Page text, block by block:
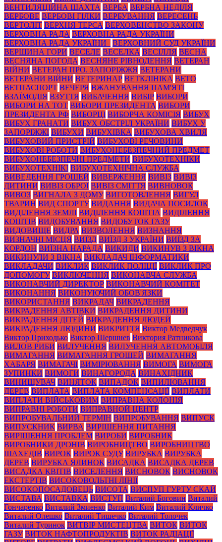
ВЕНТИЛЯЦІЙНА ШАХТА ВЕРБА ВЕРБНА НЕДІЛЯ
ВЕРБОВЕ ВЕРБОВІ ГІЛКИ ВЕРБУВАННЯ ВЕРЕСЕНЬ
ВЕРТОЛІТ ВЕРХНЯ ТЕРСА ВЕРХОВЕНСТВО ЗАКОНУ
ВЕРХОВНА РАДА ВЕРХОВНА РАДА УКРАЇНИ
ВЕРХОВНА РАДА УКРАЇНИ_
ВЕРХОВНИЙ СУД УКРАЇНИ
ВЕРШИНА ГОРИ ВЕСЕЛЕ ВЕСЕЛКА ВЕСІЛЛЯ ВЕСНА
ВЕСНЯНА ПОГОДА ВЕСНЯНЕ РІВНОДЕННЯ ВЕТЕРАН
ВІЙНИ ВЕТЕРАН ПРО. ЗАПОРІЖЖЯ ВЕТЕРАНИ
ВЕТЕРАНИ ВІЙНИ ВЕТЕРИНАР ВЕТКЛІНІКА ВЕТО
ВЕТПАСПОРТ ВЕЧЕРЯ ВЖАНУВАННЯ ПАМ'ЯТІ
ВЗАЇМОДІЯ ВЗУТТЯ ВИБАЧЕННЯ ВИБІР ВИБОРИ
ВИБОРИ НА ТОТ ВИБОРИ ПРЕЗИДЕНТА ВИБОРИ
ПРЕЗИДЕНТА РФ ВИБОРЦІ ВИБОРЧА КОМІСІЯ ВИБУХ
ВИБУХ ГРАНАТИ ВИБУХ ОБСТРІЛ УКРАЇНИ ВИБУХ У
ЗАПОРІЖЖІ ВИБУХИ ВИБУХІВКА ВИБУХОВА ХВИЛЯ
ВИБУХОВИЙ ПРИСТРІЙ ВИБУХОВІ РЕЧОВИНИ
ВИБУХОВІ РОБОТИ ВИБУХОНЕБЕЗПЕЧНИЙ ПРЕДМЕТ
ВИБУХОНЕБЕЗПЕЧНІ ПРЕДМЕТИ ВИБУХОТЕХНІКИ
ВИБУХОТЕХНІКІ ВИБУХОТЕХНІЧНА СЛУЖБА
ВИВЕДЕННЯ ГРОШЕЙ ВИВЕРЖЕННЯ ВИВІЗ ВИВІЗ
ДИТИНИ ВИВІЗ ОБРОЇ ВИВІЗ СМІТТЯ ВИВНОВОК
ВИВОЗ ВИГНАЛА З ДОМУ ВИГОТОВЛЕННЯ ВИГУЛ
ТВАРИН ВИД СПОРТУ ВИДАННЯ ВИДАЧА ПОСИЛОК
ВИДІЛЕННЯ ЗЕМЛІ ВИДІЛЕННЯ КОШТІА ВИДІЛЕННЯ
КОШТІВ ВИДОБУВАННЯ ВИДОБУТОК ГАЗУ
ВИДОВИЩЕ ВИДРА ВИЗВОЛЕННЯ ВИЗНАННЯ
ВИЗНАЧНІ МІСЦЯ ВИЇЗД ВИЇЗД З УКРАЇНИ ВИЇЗД ЗА
КОРДОН ВИЇЗНА НАРАДА ВИКИДИ ВИКИНУВ З ВІКНА
ВИКИНУЛИ З ВІКНА ВИКЛАДАЧ ІНФОРМАТИКИ
ВИКЛАДАЧИ ВИКЛИК ВИКЛИК ПОЛІЦІЇ ВИКЛИК ПРО
ДОПОМОГУ ВИКЛЮЧЕННЯ ВИКОНАВЧА СЛУЖБА
ВИКОНАВЧИЙ ДИРЕКТОР ВИКОНАВЧИЙ КОМІТЕТ
ВИКОНАННЯ ВИКОНУЮЧИЙ ОБОВ'ЯЗКИ
ВИКОРИСТАННЯ ВИКРАДАЧ ВИКРАДЕННЯ
ВИКРАДЕННЯ АВТІВКИ ВИКРАДЕННЯ ДИТИНИ
ВИКРАДЕННЯ ДІТЕЙ ВИКРАДЕННЯ ЛЮДЕЙ
ВИКРАДЕННЯ ЛЮДИНИ ВИКРИТТЯ Виктор Медведчук
Виктор Приходько Виктор Шершнев Виктория Ратникова
ВИЛОВ РИБИ ВИЛУЧЕННЯ ВИЛУЧЕННЯ АВТОМОБІЛЯ
ВИМАГАННЯ ВИМАГАННЯ ГРОШЕЙ ВИМАГАННЯ
ХАБАРЯ ВИМАГАЧІ ВИМІРЮВАННЯ ВИМОГА ВИМОГА
ЗУПИНКИ ВИМОГИ ВИНАГОРОДА ВИНАХІДНИК
ВИНИЩУВАЧ ВИНЯТОК ВИПАДОК ВИПИЛЮВАННЯ
ДЕРЕВ ВИПЛАТА ВИПЛАТА КОМПЕНСАЦІЇ ВИПЛАТИ
ВИПЛАТИ ВІЙСЬКОВИМ ВИПРАВНА КОЛОНІЯ
ВИПРАВНІ РОБОТИ ВИПРАВНОЙ ЦЕНТР
ВИПРОБУВАЛЬНИЙ ТЕРМІН ВИПРОБУВАННЯ ВИПУСК
ВИПУСКНИК ВИРВА ВИРІШЕННЯ ПИТАННЯ
ВИРІШЕННЯ ПРОБЛЕМ ВИРОБИ ВИРОБНИК
ВИРОБНИКИ ДРОНІВ ВИРОБНИЦТВО ВИРОБНИЦТВО
ШАХЕДІВ ВИРОК ВИРОК СУДУ ВИРУБКА ВИРУБКА
ДЕРЕВ ВИРУБКА ЯЛИНОК ВИСАДКА ВИСАДКА ДЕРЕВ
ВИСАДКА КВІТІВ ВИСЕЛЕННЯ ВИСНОВОК ВИСНОВОК
ЕКСТЕРТІВ ВИСОКОВОЛЬТНІ ЛІНІЇ
ВИСОКОПОСАДОВЕЦЬ ВИСОТА ВИСПУП ГУРТУ СКАЙ
ВИСТАВА ВИСТАВКА ВИСТУП Виталий Боговин Виталий
Гончаренко Виталий Змиенко Виталий Ким Виталий Кличко
Виталий Олешко Виталий Тишечко Виталий Толочек
Виталий Туринок ВИТВІР МИСТЕЦТВА ВИТОК ВИТОК
ГАЗУ ВИТОК НАФТОПРОДУКТІВ ВИТОК РАДІАЦІЇ